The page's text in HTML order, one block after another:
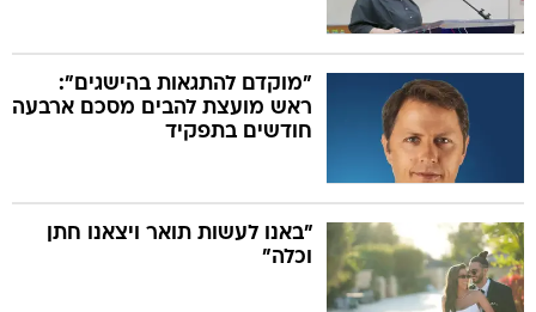
"מוקדם להתגאות בהישגים":
ראש מועצת להבים מסכם ארבעה
חודשים בתפקיד
"באנו לעשות תואר ויצאנו חתן
וכלה"